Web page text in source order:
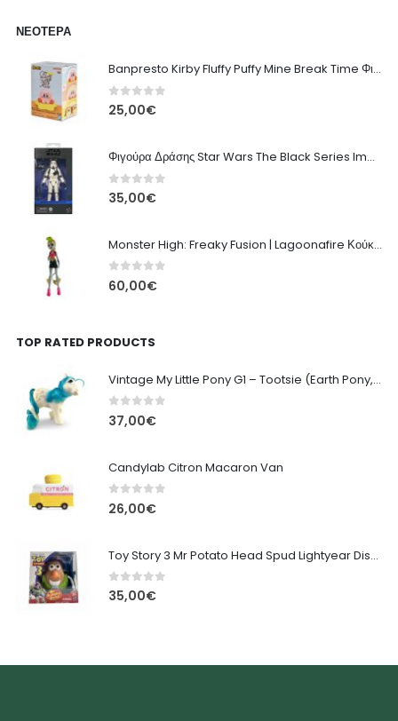
ΝΕΌΤΕΡΑ
Banpresto Kirby Fluffy Puffy Mine Break Time Φιγούρα – Α' Έκδοση
0out of 5
25,00€
Φιγούρα Δράσης Star Wars The Black Series Imperial Remnant Stormtrooper #05
0out of 5
35,00€
Monster High: Freaky Fusion | Lagoonafire Κούκλα Mattel 2013 - 28εκ
0 out of 5
60,00€
TOP RATED PRODUCTS
Vintage My Little Pony G1 – Tootsie (Earth Pony, 1984) - 10cm
0out of 5
37,00€
Candylab Citron Macaron Van
0out of 5
26,00€
Toy Story 3 Mr Potato Head Spud Lightyear Disney
0out of 5
35,00€